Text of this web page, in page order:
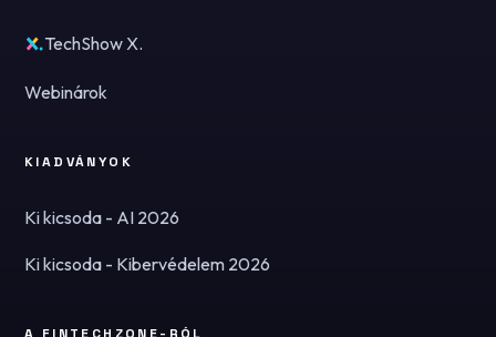
TechShow X.
Webinárok
KIADVÁNYOK
Ki kicsoda - AI 2026
Ki kicsoda - Kibervédelem 2026
A FINTECHZONE-RÓL